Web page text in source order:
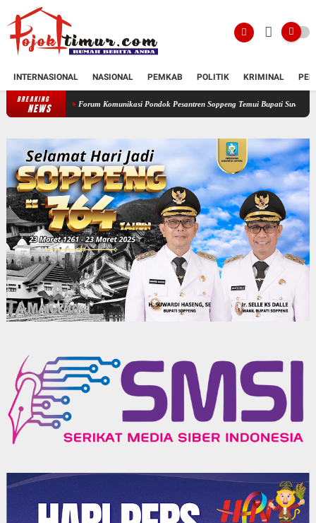
INTERNASIONAL NASIONAL PEMKAB POLITIK KRIMINAL
BREAKING
NEWS
Forum Komunikasi Pondok Pesantren Soppeng Temui Bupati Suwardi Haseng